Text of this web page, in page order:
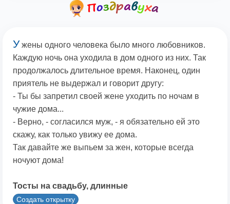
У жены одного человека было много любовников.
Каждую ночь она уходила в дом одного из них. Так
продолжалось длительное время. Наконец, один
приятель не выдержал и говорит другу:
- Ты бы запретил своей жене уходить по ночам в
чужие дома...
- Верно, - согласился муж, - я обязательно ей это
скажу, как только увижу ее дома.
Так давайте же выпьем за жен, которые всегда
ночуют дома!
Тосты на свадьбу, длинные
Создать открытку